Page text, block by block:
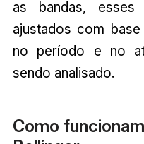
as bandas, esses
ajustados com
no período e no
sendo analisado.
Como